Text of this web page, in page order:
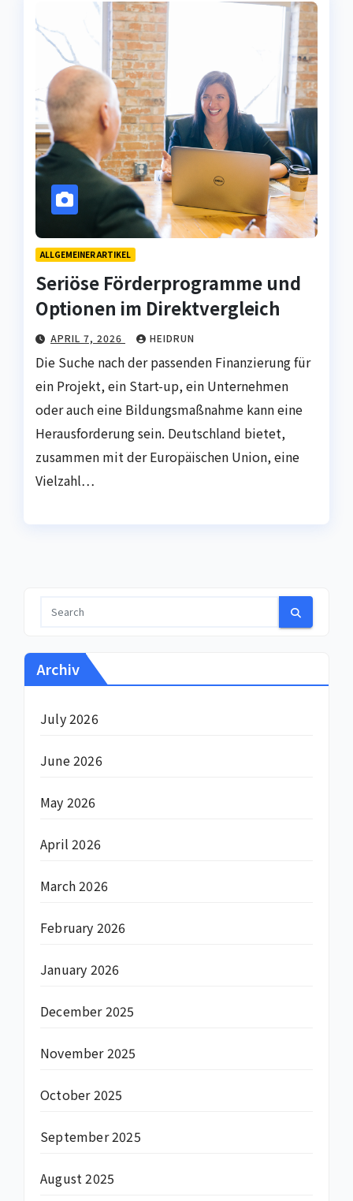
ALLGEMEINER ARTIKEL
Seriöse Förderprogramme und
Optionen im Direktvergleich
APRIL 7, 2026 HEIDRUN
Die Suche nach der passenden Finanzierung für
ein Projekt, ein Start-up, ein Unternehmen
oder auch eine Bildungsmaßnahme kann eine
Herausforderung sein. Deutschland bietet,
zusammen mit der Europäischen Union, eine
Vielzahl…
Archiv
July 2026
June 2026
May 2026
April 2026
March 2026
February 2026
January 2026
December 2025
November 2025
October 2025
September 2025
August 2025